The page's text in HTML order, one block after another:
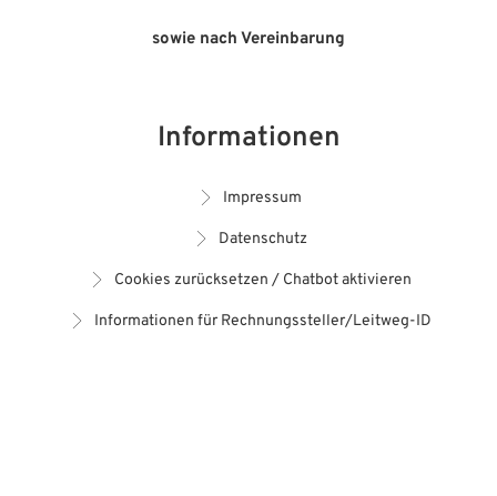
sowie nach Vereinbarung
Informationen
Impressum
Datenschutz
Cookies zurücksetzen / Chatbot aktivieren
Informationen für Rechnungssteller/Leitweg-ID